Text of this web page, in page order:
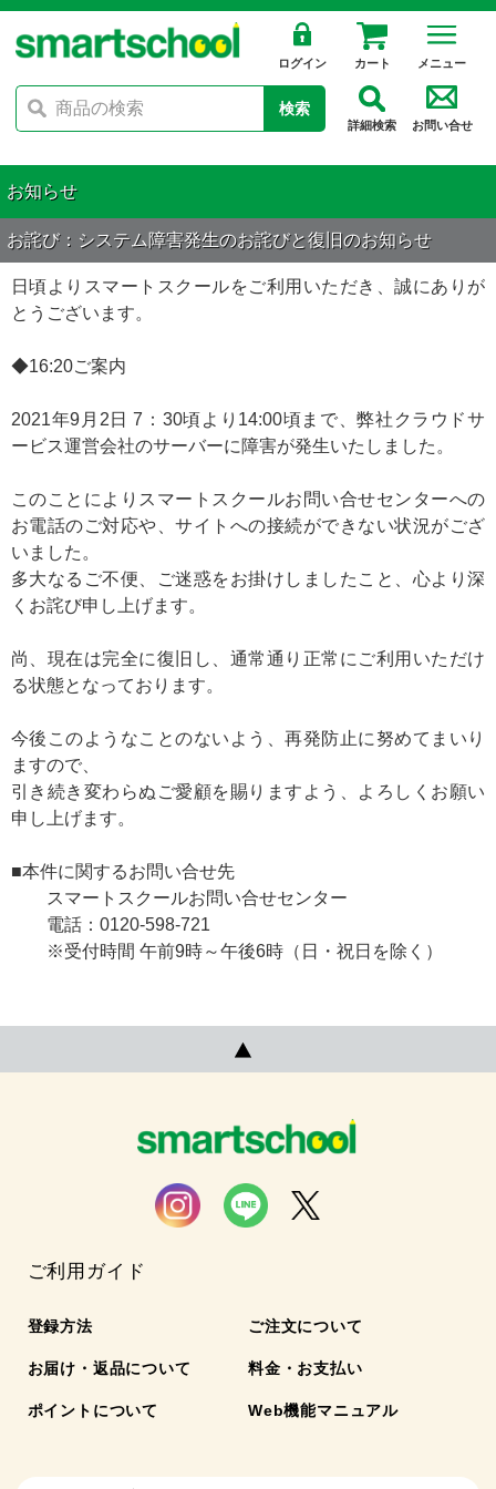
ログイン カート メニュー
検索
詳細検索 お問い合せ
お知らせ
お詫び：システム障害発生のお詫びと復旧のお知らせ
日頃よりスマートスクールをご利用いただき、誠にありが
とうございます。
◆16:20ご案内
2021年9月2日 7：30頃より14:00頃まで、弊社クラウドサ
ービス運営会社のサーバーに障害が発生いたしました。
このことによりスマートスクールお問い合せセンターへの
お電話のご対応や、サイトへの接続ができない状況がござ
いました。
多大なるご不便、ご迷惑をお掛けしましたこと、心より深
くお詫び申し上げます。
尚、現在は完全に復旧し、通常通り正常にご利用いただけ
る状態となっております。
今後このようなことのないよう、再発防止に努めてまいり
ますので、
引き続き変わらぬご愛顧を賜りますよう、よろしくお願い
申し上げます。
■本件に関するお問い合せ先
スマートスクールお問い合せセンター
電話：0120-598-721
※受付時間 午前9時～午後6時（日・祝日を除く）
ご利用ガイド
登録方法 ご注文について
お届け・返品について 料金・お支払い
ポイントについて Web機能マニュアル